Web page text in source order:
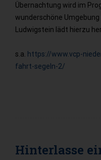
Übernachtung wird im
wunderschöne
Ludwigstein lädt hierzu
s.a. https://www.vcp-
fahrt-segeln-2/
Hinterlasse